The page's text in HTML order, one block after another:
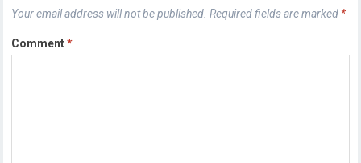
Your email address will not be published. Required fields are marked *
Comment*